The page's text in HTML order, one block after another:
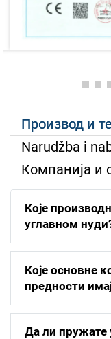
Производ и
Narudžba i
Компанија и
Које
углавном
Које основне
предности
Да ли пружате